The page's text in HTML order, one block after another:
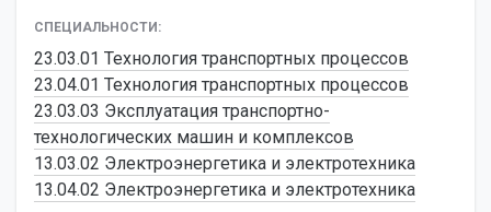
СПЕЦИАЛЬНОСТИ:
23.03.01 Технология транспортных процессов
23.04.01 Технология транспортных процессов
23.03.03 Эксплуатация транспортно-
технологических машин и комплексов
13.03.02 Электроэнергетика и электротехника
13.04.02 Электроэнергетика и электротехника